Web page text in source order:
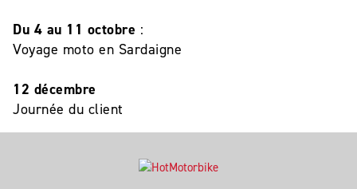
Du 4 au 11 octobre :
Voyage moto en Sardaigne
12 décembre
Journée du client